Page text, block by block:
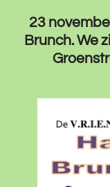
23
Brunch. We